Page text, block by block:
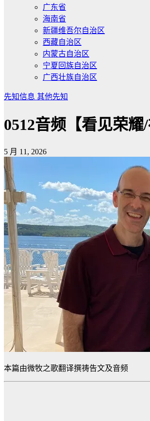
广东省
海南省
新疆维吾尔自治区
西藏自治区
内蒙古自治区
宁夏回族自治区
广西壮族自治区
先知信息 其他先知
0512音频【看见荣耀
5 月 11, 2026
本篇由微牧之歌翻译撰祷告文及音频